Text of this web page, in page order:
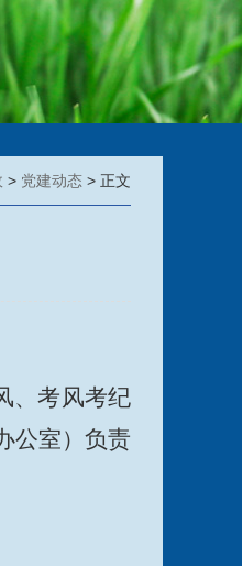
> 党建动态 > 正文
、考风考纪
公室）负责